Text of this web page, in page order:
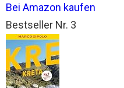
Bei Amazon kaufen
Bestseller Nr. 3